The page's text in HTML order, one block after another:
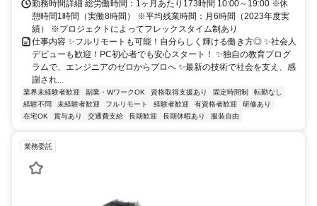
勤務時間詳細 総労働時間：1ヶ月あたり173時間 10:00～19:00 ※休
憩時間1時間（実働8時間） ※平均残業時間：月6時間（2023年度実
績） ※プロジェクトによってフレックスタイム制あり
仕事内容 ✨フルリモートも可能！自分らしく輝ける働き方◎ ✨社会人
デビューも歓迎！PC初心者でも安心スタート！ ✨独自の教育プログ
ラムで、エンジニアのゼロからプロへ ✨最新の技術で社会を支え、感
謝され...
業界未経験者歓迎 副業・WワークOK 資格取得支援あり 固定時間制
転勤なし
経験不問
未経験者歓迎 フルリモート 経験者歓迎 有資格者歓迎
研修あり
在宅OK
賞与あり 交通費支給 長期歓迎 長期休暇あり 服装自由
業務委託